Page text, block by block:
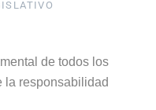
de todos los
la responsabilidad